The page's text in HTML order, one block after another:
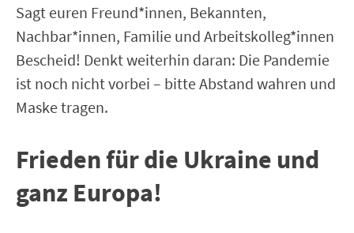
Sagt euren Freund*innen, Bekannten,
Nachbar*innen, Familie und Arbeitskolleg*innen
Bescheid! Denkt weiterhin daran: Die Pandemie
ist noch nicht vorbei – bitte Abstand wahren und
Maske tragen.
Frieden für die Ukraine und
ganz Europa!